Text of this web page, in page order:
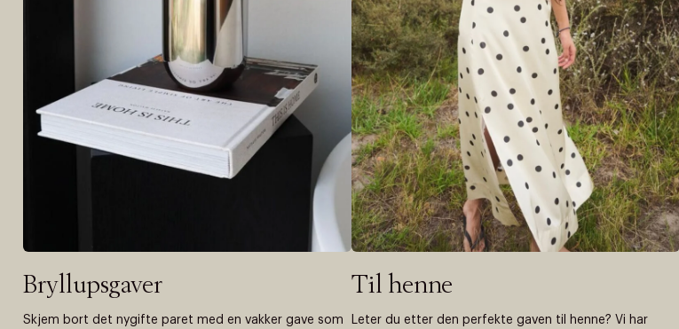
Bryllupsgaver
Skjem bort det nygifte paret med en vakker gave som
Til henne
Leter du etter den perfekte gaven til henne? Vi har